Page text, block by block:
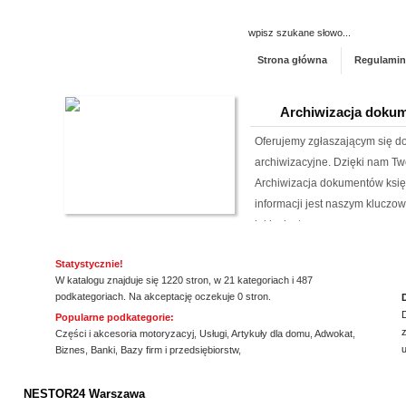
Strona główna
Archiwizacja
Oferujemy zgłaszającym się
archiwizacyjne. Dzięki nam
Archiwizacja dokumentów
informacji jest naszym
jakim jest ...
Sklep lema24. pl funkcjonuje
innych rodzajów odzieży.
Jest to zarówno odzież
znajdzie dla siebie
Statystycznie!
W katalogu znajduje się 1220 stron, w 21 kategoriach i 487
podkategoriach. Na akceptację oczekuje 0 stron.
Popularne podkategorie:
Części i akcesoria motoryzacyj Usługi Artykuły dla domu Adwokat
Biznes
Banki Bazy firm i przedsiębiorstw,
NESTOR24 Warszawa